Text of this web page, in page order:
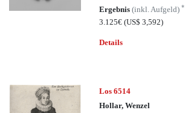
Ergebnis(inkl. Aufgeld)*
3.125€(US$ 3,592)
Details
Los 6514
Hollar, Wenzel